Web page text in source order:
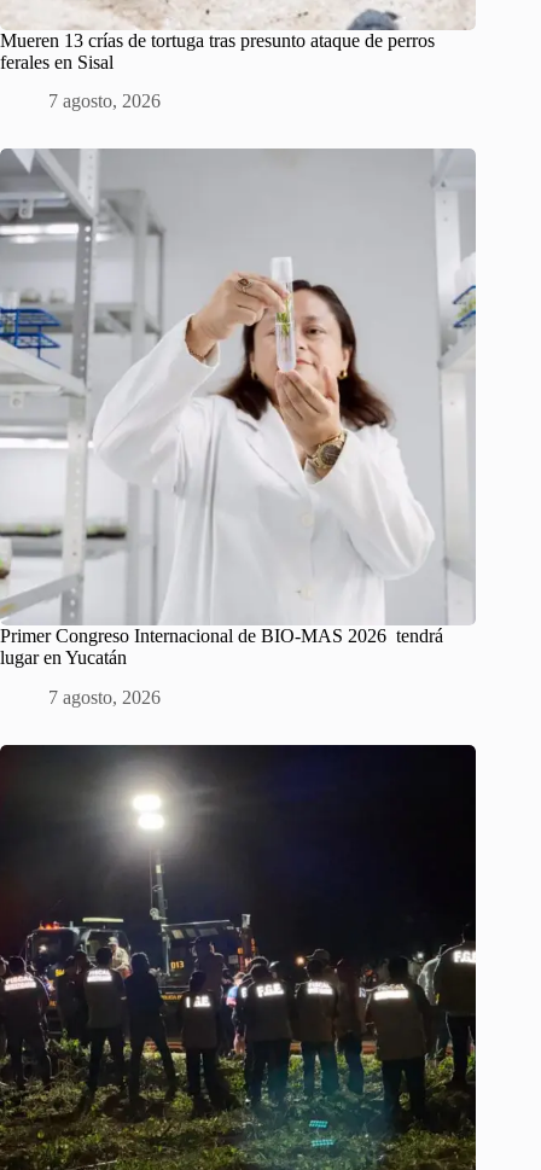
Mueren 13 crías de tortuga tras presunto ataque de perros
ferales en Sisal
7 agosto, 2026
Primer Congreso Internacional de BIO-MAS 2026 tendrá
lugar en Yucatán
7 agosto, 2026